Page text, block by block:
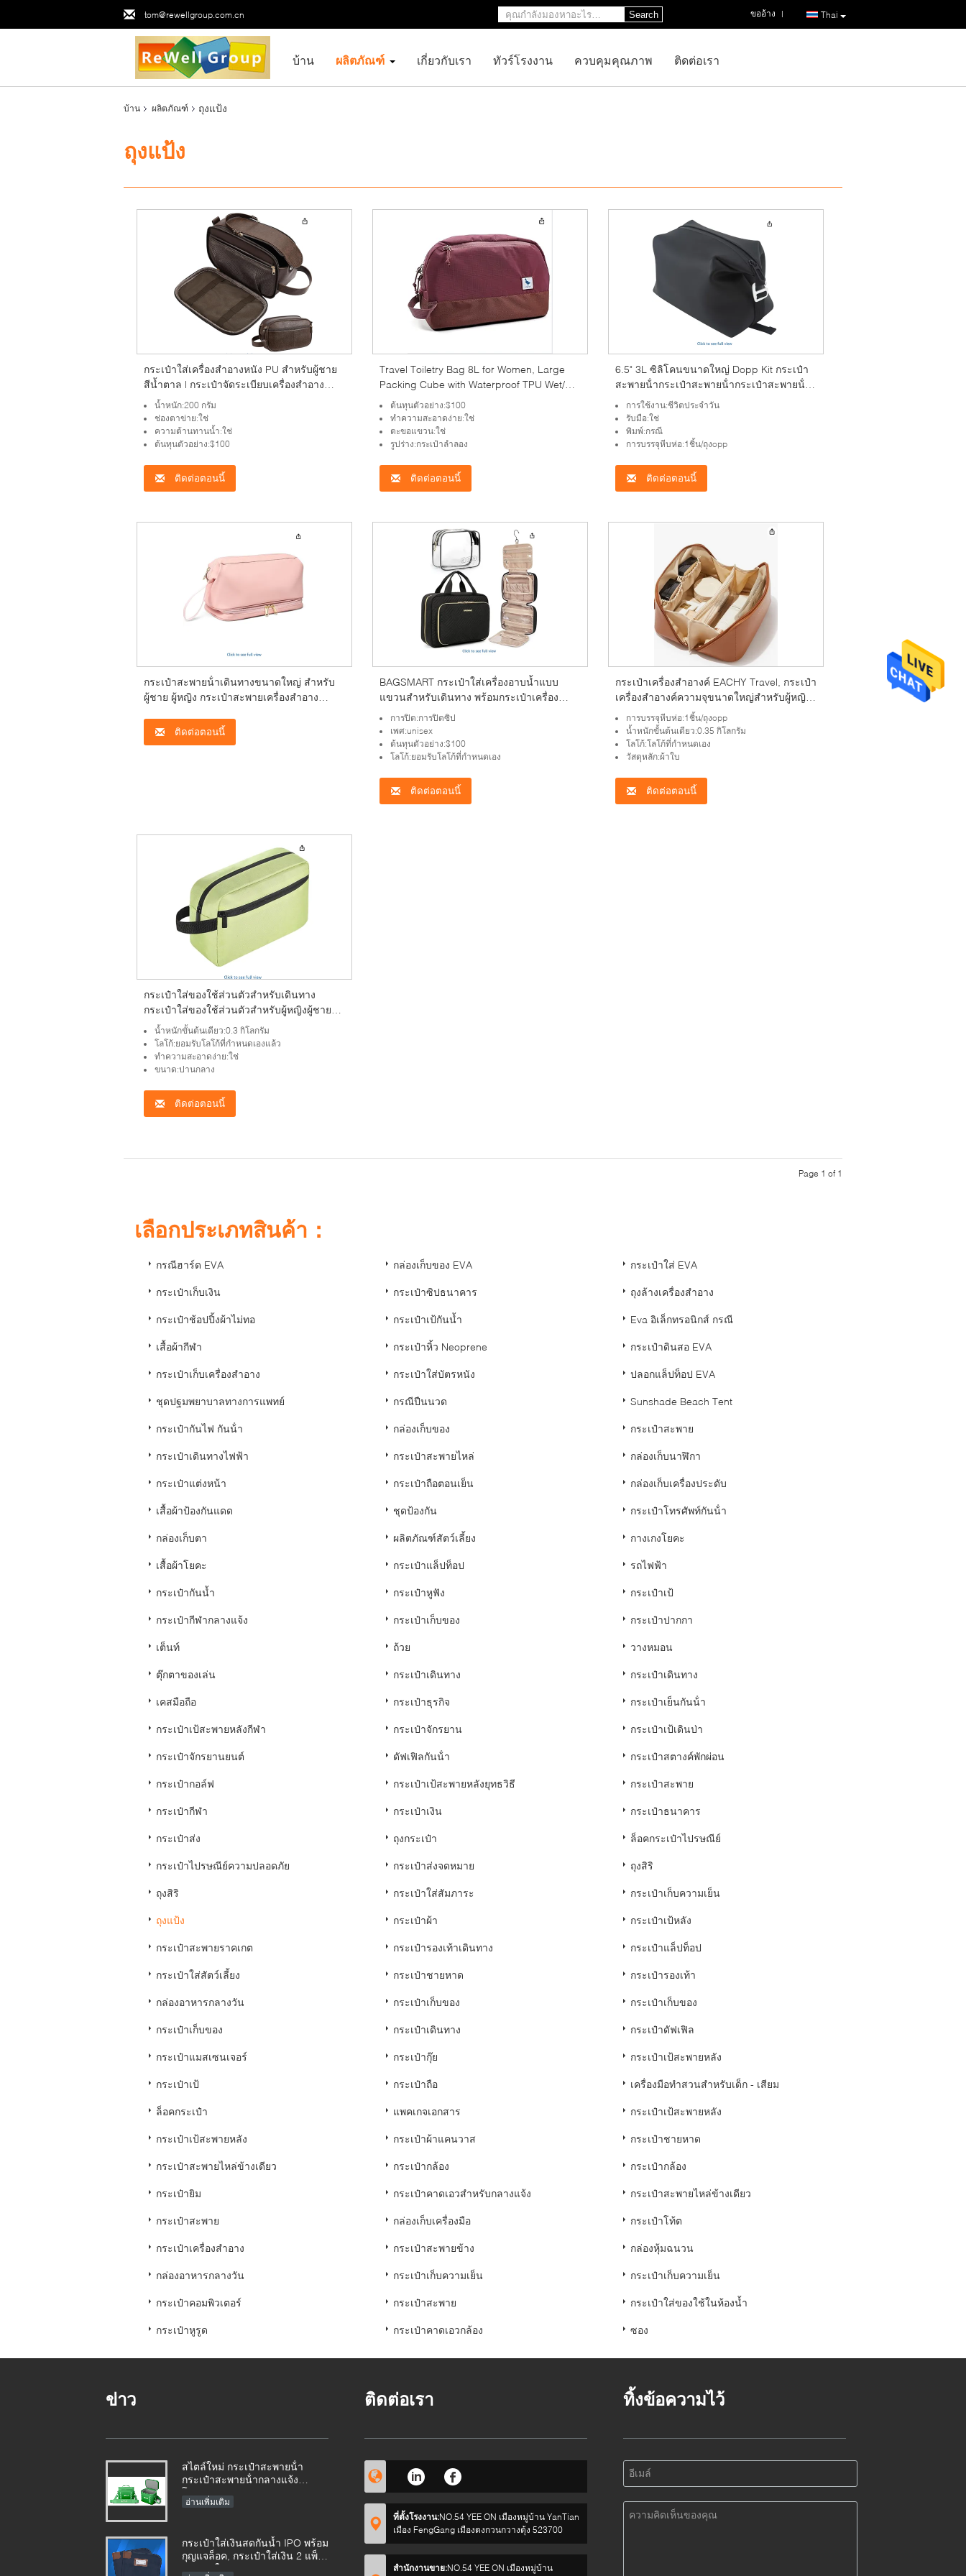
tom@rewellgroup.com.cn Thai
ขออ้าง |
Search
บ้าน ผลิตภัณฑ์ เกี่ยวกับเรา ทัวร์โรงงาน ควบคุมคุณภาพ ติดต่อเรา
บ้าน ผลิตภัณฑ์ ถุงแป้ง
ถุงแป้ง
กระเป๋าใส่เครื่องสำอางหนัง PU สำหรับผู้ชาย
สีน้ำตาล | กระเป๋าจัดระเบียบเครื่องสำอาง
สำหรับเดินทาง, กระเป๋าโกนหนวดสำหรับ
อุปกรณ์อาบน้ำ, ของใช้ในห้องน้ำ
น้ำหนัก:200 กรัม
ช่องตาข่าย:ใช่
ความต้านทานน้ำ:ใช่
ต้นทุนตัวอย่าง:$100
ติดต่อตอนนี้
Travel Toiletry Bag 8L for Women, Large
Packing Cube with Waterproof TPU Wet/Dry
Compartment
ต้นทุนตัวอย่าง:$100
ทำความสะอาดง่าย:ใช่
ตะขอแขวน:ใช่
รูปร่าง:กระเป๋าลำลอง
ติดต่อตอนนี้
6.5" 3L ซิลิโคนขนาดใหญ่ Dopp Kit กระเป๋า
สะพายน้ํากระเป๋าสะพายน้ํากระเป๋าสะพายน้ํา
กระเป๋าสะพายเครื่องสําอางสําหรับผู้ชาย ผู้
หญิง
การใช้งาน:ชีวิตประจำวัน
รับมือ:ใช่
พิมพ์:กรณี
การบรรจุหีบห่อ:1ชิ้น/ถุงopp
ติดต่อตอนนี้
กระเป๋าสะพายน้ําเดินทางขนาดใหญ่ สําหรับ
ผู้ชาย ผู้หญิง กระเป๋าสะพายเครื่องสําอาง
เครื่องสําอาง อุปกรณ์เสริม
ติดต่อตอนนี้
BAGSMART กระเป๋าใส่เครื่องอาบน้ำแบบ
แขวนสำหรับเดินทาง พร้อมกระเป๋าเครื่อง
สำอางแบบใสที่ได้รับอนุมัติจาก TSA กระเป๋า
เครื่องสำอางสำหรับผลิตภัณฑ์อาบน้ำขนาด
เต็ม, ขนาดกลาง-สีดำ
การปิด:การปิดซิป
เพศ:unisex
ต้นทุนตัวอย่าง:$100
โลโก้:ยอมรับโลโก้ที่กำหนดเอง
ติดต่อตอนนี้
กระเป๋าเครื่องสำอางค์ EACHY Travel, กระเป๋า
เครื่องสำอางค์ความจุขนาดใหญ่สำหรับผู้หญิง,
กระเป๋าใส่เครื่องสำอางค์แบบพกพา กันน้ำ เปิด
แบน กระเป๋าใส่ของใช้ส่วนตัว
การบรรจุหีบห่อ:1ชิ้น/ถุงopp
น้ำหนักขั้นต้นเดียว:0.35 กิโลกรัม
โลโก้:โลโก้ที่กำหนดเอง
วัสดุหลัก:ผ้าใบ
ติดต่อตอนนี้
กระเป๋าใส่ของใช้ส่วนตัวสำหรับเดินทาง
กระเป๋าใส่ของใช้ส่วนตัวสำหรับผู้หญิงผู้ชาย
กระเป๋าเครื่องสำอางแบบแขวน อุปกรณ์เสริม
สำหรับการเดินทางสำหรับผู้หญิงผู้ชายเด็กผู้
หญิง
น้ำหนักขั้นต้นเดียว:0.3 กิโลกรัม
โลโก้:ยอมรับโลโก้ที่กำหนดเองแล้ว
ทำความสะอาดง่าย:ใช่
ขนาด:ปานกลาง
ติดต่อตอนนี้
Page 1 of 1
เลือกประเภทสินค้า：
กรณีฮาร์ด EVA กล่องเก็บของ EVA กระเป๋าใส่ EVA
กระเป๋าเก็บเงิน กระเป๋าซิปธนาคาร ถุงล้างเครื่องสำอาง
กระเป๋าช้อปปิ้งผ้าไม่ทอ กระเป๋าเป้กันน้ำ Eva อิเล็กทรอนิกส์ กรณี
เสื้อผ้ากีฬา กระเป๋าหิ้ว Neoprene กระเป๋าดินสอ EVA
กระเป๋าเก็บเครื่องสำอาง กระเป๋าใส่บัตรหนัง ปลอกแล็ปท็อป EVA
ชุดปฐมพยาบาลทางการแพทย์ กรณีปืนนวด Sunshade Beach Tent
กระเป๋ากันไฟ กันน้ํา กล่องเก็บของ กระเป๋าสะพาย
กระเป๋าเดินทางไฟฟ้า กระเป๋าสะพายไหล่ กล่องเก็บนาฬิกา
กระเป๋าแต่งหน้า กระเป๋าถือตอนเย็น กล่องเก็บเครื่องประดับ
เสื้อผ้าป้องกันแดด ชุดป้องกัน กระเป๋าโทรศัพท์กันน้ํา
กล่องเก็บตา ผลิตภัณฑ์สัตว์เลี้ยง กางเกงโยคะ
เสื้อผ้าโยคะ กระเป๋าแล็ปท็อป รถไฟฟ้า
กระเป๋ากันน้ำ กระเป๋าหูฟัง กระเป๋าเป้
กระเป๋ากีฬากลางแจ้ง กระเป๋าเก็บของ กระเป๋าปากกา
เต็นท์ ถ้วย วางหมอน
ตุ๊กตาของเล่น กระเป๋าเดินทาง กระเป๋าเดินทาง
เคสมือถือ กระเป๋าธุรกิจ กระเป๋าเย็นกันน้ํา
กระเป๋าเป้สะพายหลังกีฬา กระเป๋าจักรยาน กระเป๋าเป้เดินป่า
กระเป๋าจักรยานยนต์ ดัฟเฟิลกันน้ํา กระเป๋าสตางค์พักผ่อน
กระเป๋ากอล์ฟ กระเป๋าเป้สะพายหลังยุทธวิธี กระเป๋าสะพาย
กระเป๋ากีฬา กระเป๋าเงิน กระเป๋าธนาคาร
กระเป๋าส่ง ถุงกระเป๋า ล็อคกระเป๋าไปรษณีย์
กระเป๋าไปรษณีย์ความปลอดภัย กระเป๋าส่งจดหมาย ถุงสิริ
ถุงสิริ กระเป๋าใส่สัมภาระ กระเป๋าเก็บความเย็น
ถุงแป้ง กระเป๋าผ้า กระเป๋าเป้หลัง
กระเป๋าสะพายราคเกต กระเป๋ารองเท้าเดินทาง กระเป๋าแล็ปท็อป
กระเป๋าใส่สัตว์เลี้ยง กระเป๋าชายหาด กระเป๋ารองเท้า
กล่องอาหารกลางวัน กระเป๋าเก็บของ กระเป๋าเก็บของ
กระเป๋าเก็บของ กระเป๋าเดินทาง กระเป๋าดัฟเฟิล
กระเป๋าแมสเซนเจอร์ กระเป๋ากุ๊ย กระเป๋าเป้สะพายหลัง
กระเป๋าเป้ กระเป๋าถือ เครื่องมือทำสวนสำหรับเด็ก - เสียม
ล็อคกระเป๋า แพคเกจเอกสาร กระเป๋าเป้สะพายหลัง
กระเป๋าเป้สะพายหลัง กระเป๋าผ้าแคนวาส กระเป๋าชายหาด
กระเป๋าสะพายไหล่ข้างเดียว กระเป๋ากล้อง กระเป๋ากล้อง
กระเป๋ายิม กระเป๋าคาดเอวสำหรับกลางแจ้ง กระเป๋าสะพายไหล่ข้างเดียว
กระเป๋าสะพาย กล่องเก็บเครื่องมือ กระเป๋าโท้ต
กระเป๋าเครื่องสำอาง กระเป๋าสะพายข้าง กล่องหุ้มฉนวน
กล่องอาหารกลางวัน กระเป๋าเก็บความเย็น กระเป๋าเก็บความเย็น
กระเป๋าคอมพิวเตอร์ กระเป๋าสะพาย กระเป๋าใส่ของใช้ในห้องน้ำ
กระเป๋าหูรูด กระเป๋าคาดเอวกล้อง ซอง
ข่าว
สไตล์ใหม่ กระเป๋าสะพายน้ํา
กระเป๋าสะพายน้ํากลางแจ้ง
โรงงาน
อ่านเพิ่มเติม
กระเป๋าใส่เงินสดกันน้ำ IPO พร้อม
กุญแจล็อค, กระเป๋าใส่เงิน 2 แพ็ค
กระเป๋าใส่เงินฝากธนาคาร, 11 x
ติดต่อเรา
ที่ตั้งโรงงาน:NO.54 YEE ON เมืองหมู่บ้าน YanTian
เมือง FengGang เมืองตงกวนกวางตุ้ง 523700
สำนักงานขาย:NO.54 YEE ON เมืองหมู่บ้าน
ทิ้งข้อความไว้